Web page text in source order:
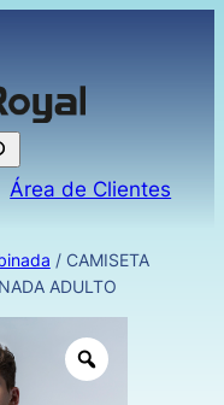
Área de Clientes
/ CAMISETA
ADULTO